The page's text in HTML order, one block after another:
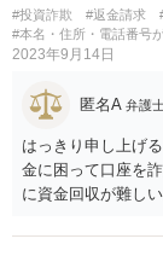
ってきます。しば
ってきません。も
うとしても、「資
判に勝訴しても、
分も投資案件保有
が詐欺ならば自分
拠として、資金集
#投資詐欺 #返金請求
#本名・住所・電話番号
2023年9月14日
匿名A 弁護
はっきり申し上げ
金に困って口座を
に資金回収が難し
か、共同不法行為